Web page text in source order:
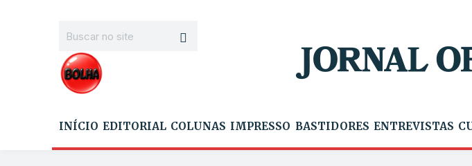
INÍCIO EDITORIAL COLUNAS IMPRESSO BASTIDORES ENTREVISTAS